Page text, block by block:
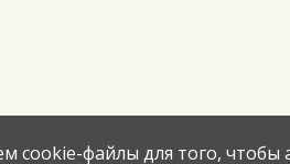
cookie-файлы для того,